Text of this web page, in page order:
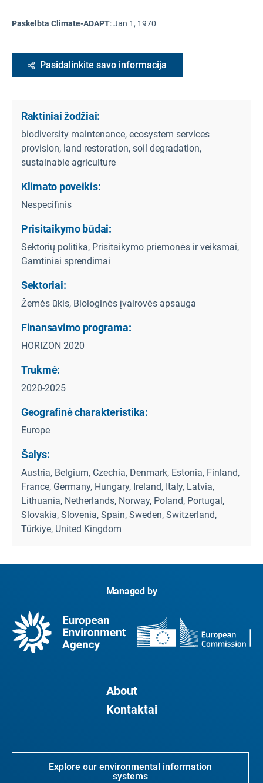
Paskelbta Climate-ADAPT:Jan 1, 1970
Pasidalinkite savo informacija
Raktiniai žodžiai:
biodiversity maintenance, ecosystem services
provision, land restoration, soil degradation,
sustainable agriculture
Klimato poveikis:
Nespecifinis
Prisitaikymo būdai:
Sektorių politika, Prisitaikymo priemonės ir veiksmai,
Gamtiniai sprendimai
Sektoriai:
Žemės ūkis, Biologinės įvairovės apsauga
Finansavimo programa:
HORIZON 2020
Trukmė:
2020-2025
Geografinė charakteristika:
Europe
Šalys:
Austria, Belgium, Czechia, Denmark, Estonia, Finland,
France, Germany, Hungary, Ireland, Italy, Latvia,
Lithuania, Netherlands, Norway, Poland, Portugal,
Slovakia, Slovenia, Spain, Sweden, Switzerland,
Türkiye, United Kingdom
Managed by
About
Kontaktai
Explore our environmental information
systems